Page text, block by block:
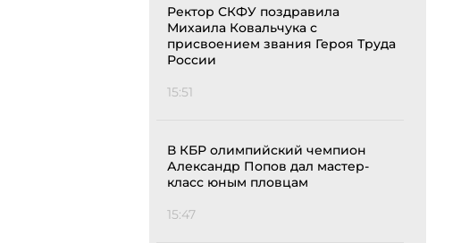
Ректор СКФУ поздравила
Михаила Ковальчука с
присвоением звания Героя Труда
России
15:51
В КБР олимпийский чемпион
Александр Попов дал мастер-
класс юным пловцам
15:47